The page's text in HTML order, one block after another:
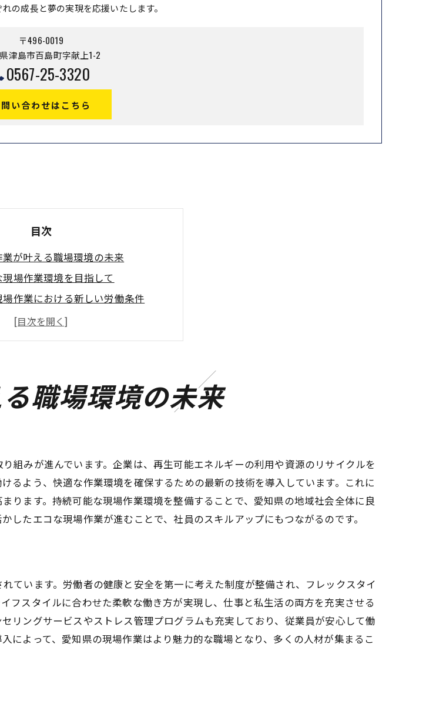
の成長と夢の実現を応援いたします。
〒496-0019
津島市百島町字献上1-2
0567-25-3320
い合わせはこちら
目次
が叶える職場環境の未来
場作業環境を目指して
作業における新しい労働条件
性を高めるための対策
追求した現場作業の取り組み
善のための愛知県の取り組み
愛知県の現場作業の魅力
活用した現場作業の可能性
が育む現場作業の価値
ての魅力を生かす現場作業
生かした創造的な現場作業
場作業への進化
える現場作業の未来
たらす効率化の波
作業におけるデジタル化の進展
職場環境の未来
組みが進んでいます。企業は、再生可能エネルギーの利用や資源のリサイクルを
るよう、快適な作業環境を確保するための最新の技術を導入しています。これに
ります。持続可能な現場作業環境を整備することで、愛知県の地域社会全体に良
たエコな現場作業が進むことで、社員のスキルアップにもつながるのです。
ています。労働者の健康と安全を第一に考えた制度が整備され、フレックスタイ
フスタイルに合わせた柔軟な働き方が実現し、仕事と私生活の両方を充実させる
リングサービスやストレス管理プログラムも充実しており、従業員が安心して働
によって、愛知県の現場作業はより魅力的な職場となり、多くの人材が集まるこ